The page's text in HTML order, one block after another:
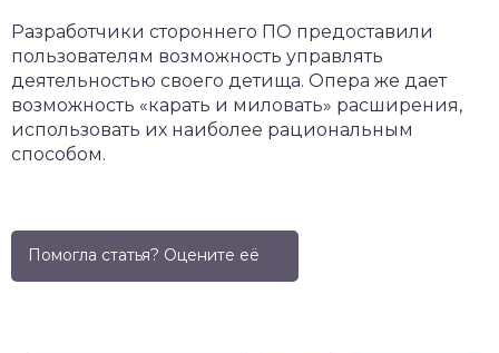
Разработчики стороннего ПО предоставили
пользователям возможность управлять
деятельностью своего детища. Опера же дает
возможность «карать и миловать» расширения,
использовать их наиболее рациональным
способом.
Помогла статья? Оцените её